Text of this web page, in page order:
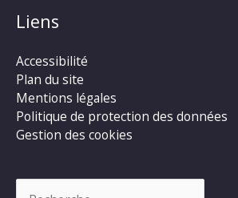
Liens
Accessibilité
Plan du site
Mentions légales
Politique de protection des données
Gestion des cookies